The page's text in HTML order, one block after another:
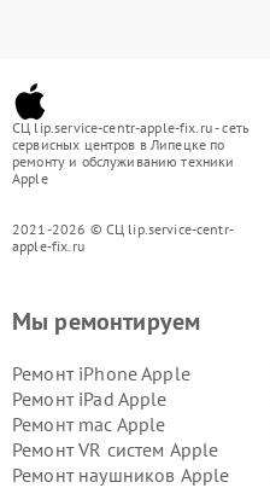
СЦ lip.service-centr-apple-fix.ru - сеть
сервисных центров в Липецке по
ремонту и обслуживанию техники
Apple
2021-2026 © СЦ lip.service-centr-
apple-fix.ru
Мы ремонтируем
Ремонт iPhone Apple
Ремонт iPad Apple
Ремонт mac Apple
Ремонт VR систем Apple
Ремонт наушников Apple